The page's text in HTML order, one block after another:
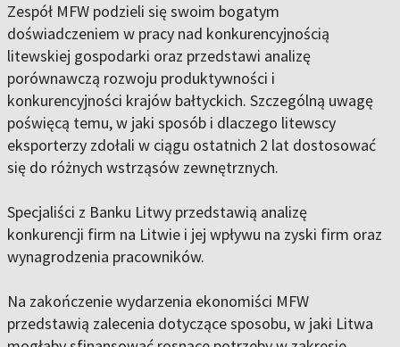
Zespół MFW podzieli się swoim bogatym
doświadczeniem w pracy nad konkurencyjnością
litewskiej gospodarki oraz przedstawi analizę
porównawczą rozwoju produktywności i
konkurencyjności krajów bałtyckich. Szczególną uwagę
poświęcą temu, w jaki sposób i dlaczego litewscy
eksporterzy zdołali w ciągu ostatnich 2 lat dostosować
się do różnych wstrząsów zewnętrznych.
Specjaliści z Banku Litwy przedstawią analizę
konkurencji firm na Litwie i jej wpływu na zyski firm oraz
wynagrodzenia pracowników.
Na zakończenie wydarzenia ekonomiści MFW
przedstawią zalecenia dotyczące sposobu, w jaki Litwa